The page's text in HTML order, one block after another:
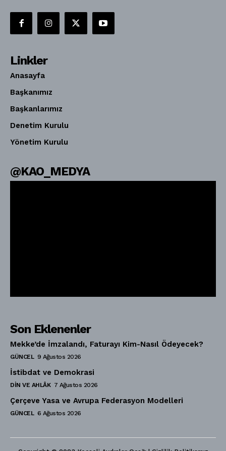
Linkler
Anasayfa
Başkanımız
Başkanlarımız
Denetim Kurulu
Yönetim Kurulu
@KAO_MEDYA
Son Eklenenler
Mekke’de İmzalandı, Faturayı Kim-Nasıl Ödeyecek?
GÜNCEL 9 Ağustos 2026
İstibdat ve Demokrasi
DIN VE AHLÂK 7 Ağustos 2026
Çerçeve Yasa ve Avrupa Federasyon Modelleri
GÜNCEL 6 Ağustos 2026